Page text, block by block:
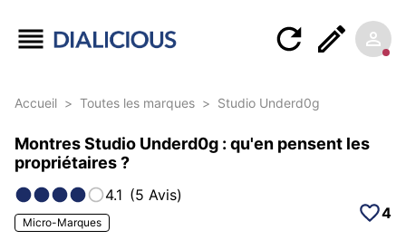
Accueil > Toutes les marques > Studio Underd0g
Montres Studio Underd0g : qu'en pensent les
propriétaires ?
4.1 (5 Avis)
Micro-Marques
4